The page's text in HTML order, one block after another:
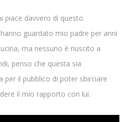
piace davvero di questo
guardato mio padre per anni
ma nessuno è riuscito a
penso che questa sia
per il pubblico di poter sbirciare
il mio rapporto con lui.